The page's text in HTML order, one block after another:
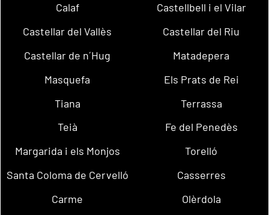
Calaf
Castellbell i el Vilar
Castellar del Vallès
Castellar del Riu
Castellar de n´Hug
Matadepera
Masquefa
Els Prats de Rei
Tiana
Terrassa
Teià
Fe del Penedès
Margarida i els Monjos
Torelló
Santa Coloma de Cervelló
Casserres
Carme
Olèrdola